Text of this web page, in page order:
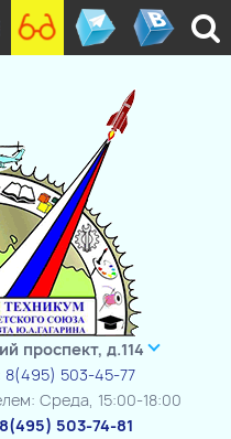
проспект, д.114
8(495) 503-45-77
Среда, 15:00-18:00
8(495) 503-74-81